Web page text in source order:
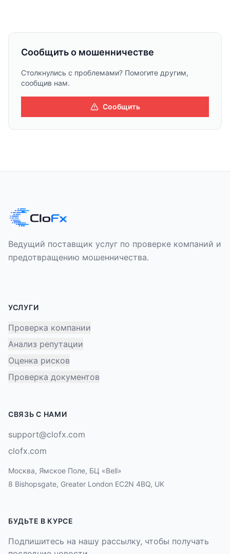
Сообщить о мошенничестве
Столкнулись с проблемами? Помогите другим,
сообщив нам.
Сообщить
Ведущий поставщик услуг по проверке компаний и
предотвращению мошенничества.
УСЛУГИ
Проверка компании
Анализ репутации
Оценка рисков
Проверка документов
СВЯЗЬ С НАМИ
support@clofx.com
clofx.com
Москва, Ямское Поле, БЦ «Bell»
8 Bishopsgate, Greater London EC2N 4BQ, UK
БУДЬТЕ В КУРСЕ
Подпишитесь на нашу рассылку, чтобы получать